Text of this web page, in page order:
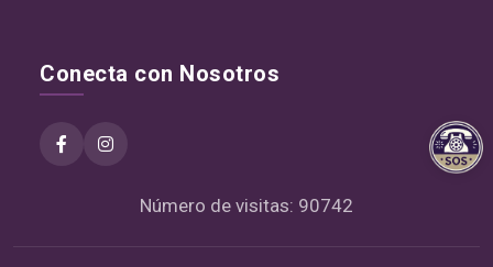
Conecta con Nosotros
Número de visitas: 90742